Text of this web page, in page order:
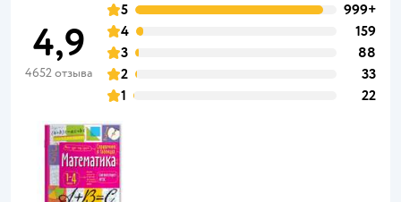
4,9
4652 отзыва
5
999+
4
159
3
88
2
33
1
22